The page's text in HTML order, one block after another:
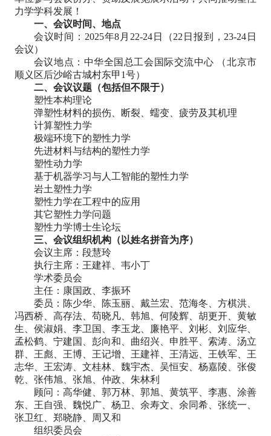
力学学科发展！
一、会议时间、地点
会议时间：2025年8月22-24日（22日报到，23-24日
会议）
会议地点：中华全国总工会国际交流中心 （北京市
顺义区后沙峪古城村东甲1号）
二、会议议题（包括但不限于）
塑性本构理论
弹塑性材料的损伤、断裂、蠕变、疲劳及其机理
计算塑性力学
极端环境下的塑性力学
先进材料与结构的塑性力学
塑性动力学
基于机器学习与人工智能的塑性力学
岩土塑性力学
塑性力学在工程中的应用
其它塑性力学问题
塑性力学博士生论坛
三、会议组织机构（以姓名拼音为序）
会议主席：段慧玲
执行主席：王建祥、韦小丁
学术委员会
主任：康国政、李振环
委员：陈少华、陈玉丽、戴兰宏、范海冬、方棋洪、
冯西桥、高存法、苟晓凡、韩旭、何陵辉、胡更开、黄敏
生、侯淑娟、李卫国、李玉龙、廉艳平、刘彬、刘应华、
孟松鹤、宁建国、彭向和、曲绍兴、申胜平、索涛、汤立
群、王彪、王博、王记增、王建祥、王清远、王铁军、王
志华、王宏涛、文桂林、魏宇杰、吴恒安、杨嘉陵、张俊
乾、张伟旭、张旭、仲政、朱林利
顾问：高华健、郭万林、郭旭、黄筑平、李惠、涂善
东、王自强、魏悦广、杨卫、余寿文、余同希、张统一、
张卫红、郑晓静、周又和
组织委员会